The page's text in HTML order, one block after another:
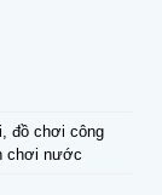
đồ chơi công
chơi nước